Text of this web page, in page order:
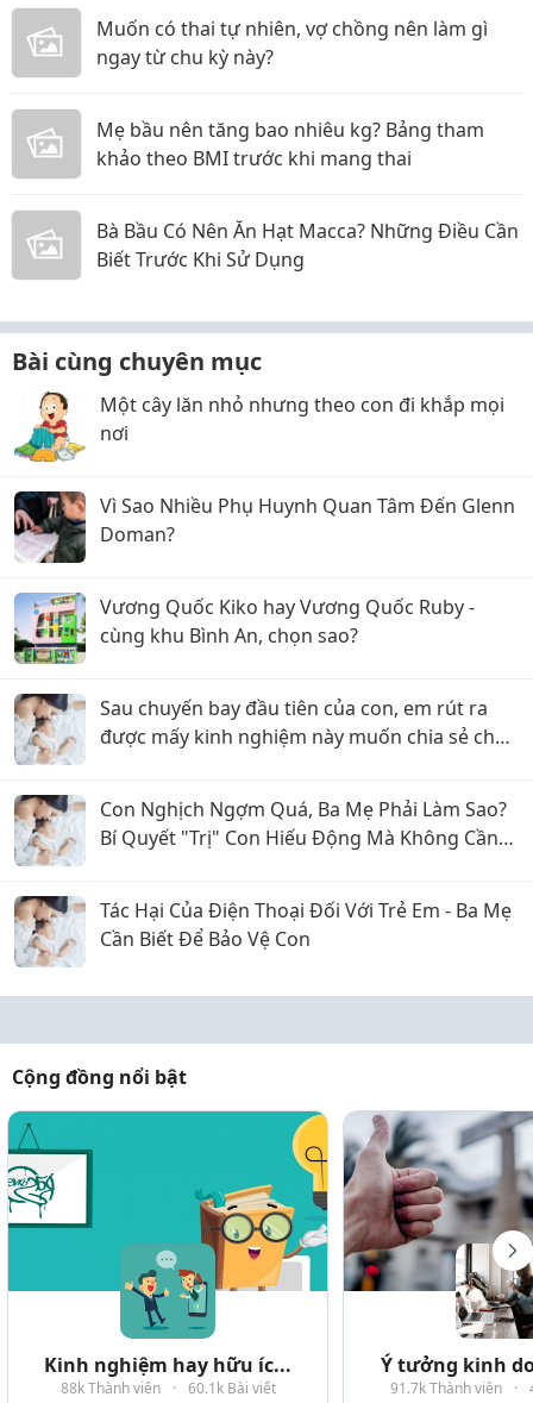
Muốn có thai tự nhiên, vợ chồng nên làm gì
ngay từ chu kỳ này?
Mẹ bầu nên tăng bao nhiêu kg? Bảng tham
khảo theo BMI trước khi mang thai
Bà Bầu Có Nên Ăn Hạt Macca? Những Điều Cần
Biết Trước Khi Sử Dụng
Bài cùng chuyên mục
Một cây lăn nhỏ nhưng theo con đi khắp mọi
nơi
Vì Sao Nhiều Phụ Huynh Quan Tâm Đến Glenn
Doman?
Vương Quốc Kiko hay Vương Quốc Ruby -
cùng khu Bình An, chọn sao?
Sau chuyến bay đầu tiên của con, em rút ra
được mấy kinh nghiệm này muốn chia sẻ cho
Con Nghịch Ngợm Quá, Ba Mẹ Phải Làm Sao?
Bí Quyết "Trị" Con Hiếu Động Mà Không Cần
Tác Hại Của Điện Thoại Đối Với Trẻ Em - Ba Mẹ
Cần Biết Để Bảo Vệ Con
Cộng đồng nổi bật
Kinh nghiệm hay hữu íc...
88k Thành viên · 60.1k Bài viết
Ý tưởng kinh
91.7k Thành viên ·